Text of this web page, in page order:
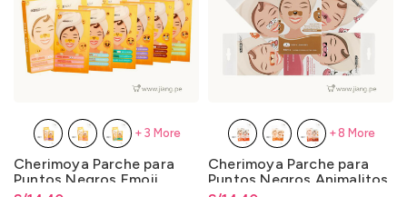
Cherimoya Parche para
Puntos Negros Emoji
+3 More
Cherimoya Parche para
Puntos Negros Animalitos
+8 More